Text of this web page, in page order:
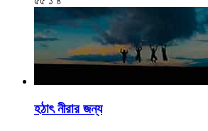
হঠাৎ নীরার জন্য